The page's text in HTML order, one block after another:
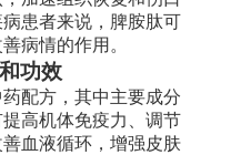
患者来说，脾胺肽可
病情的作用。
功效
配方，其中主要成分
高机体免疫力、调节
血液循环，增强皮肤